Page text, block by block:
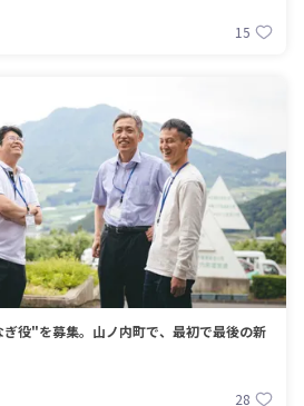
15
役"を募集。山ノ内町で、最初で最後の新
28